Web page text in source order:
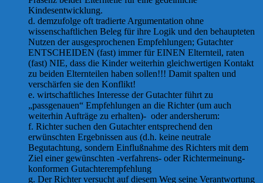
Kindesentwicklung.
d. demzufolge oft tradierte Argumentation ohne
wissenschaftlichen Beleg für ihre Logik und den behaupteten
Nutzen der ausgesprochenen Empfehlungen; Gutachter
ENTSCHEIDEN (fast) immer für EINEN Elternteil, raten
(fast) NIE, dass die Kinder weiterhin gleichwertigen Kontakt
zu beiden Elternteilen haben sollen!!! Damit spalten und
verschärfen sie den Konflikt!
e. wirtschaftliches Interesse der Gutachter führt zu
„passgenauen“ Empfehlungen an die Richter (um auch
weiterhin Aufträge zu erhalten)- oder andersherum:
f. Richter suchen den Gutachter entsprechend den
erwünschten Ergebnissen aus (d.h. keine neutrale
Begutachtung, sondern Einflußnahme des Richters mit dem
Ziel einer gewünschten -verfahrens- oder Richtermeinung-
konformen Gutachterempfehlung
g. Der Richter versucht auf diesem Weg seine Verantwortung